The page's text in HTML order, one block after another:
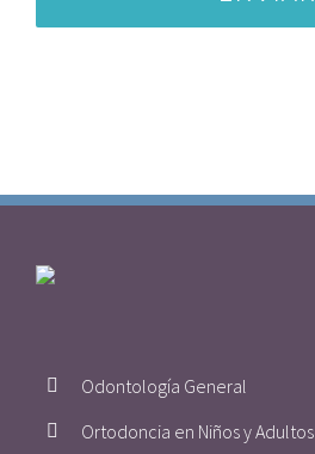
Odontología General
Ortodoncia en Niños y Adultos